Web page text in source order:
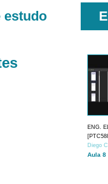
estudo
ENG.
Diego
Aula 8